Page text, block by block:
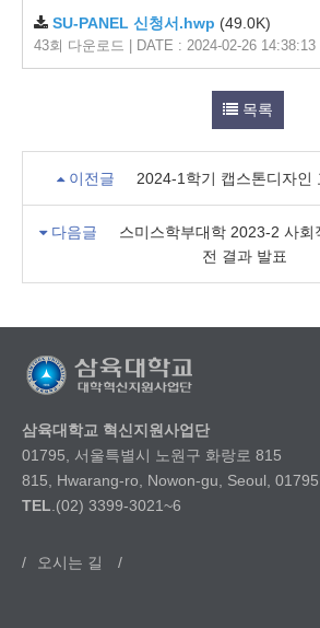
SU-PANEL 신청서.hwp (49.0K)
43회 다운로드 | DATE : 2024-02-26 14:38:13
목록
이전글 2024-1학기 캡스톤디자인
다음글
스미스학부대학 2023-2 사회
전 결과 발표
삼육대학교 혁신지원사업단
01795, 서울특별시 노원구 화랑로 815
815, Hwarang-ro, Nowon-gu, Seoul,
TEL .(02) 3399-3021~6
/ 오시는 길 /